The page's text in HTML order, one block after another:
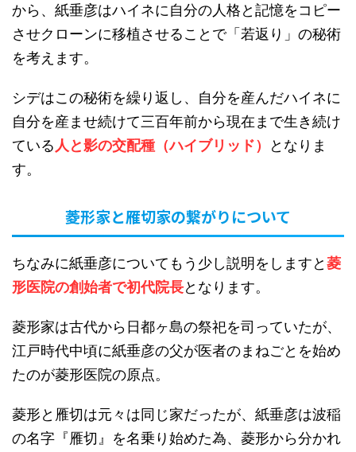
から、紙垂彦はハイネに自分の人格と記憶をコピー
させクローンに移植させることで「若返り」の秘術
を考えます。
シデはこの秘術を繰り返し、自分を産んだハイネに
自分を産ませ続けて三百年前から現在まで生き続け
ている 人と影の交配種（ハイブリッド）
となりま
す。
菱形家と雁切家の繋がりについて
ちなみに紙垂彦についてもう少し説明をしますと菱
形医院の創始者で初代院長となります。
菱形家は古代から日都ヶ島の祭祀を司っていたが、
江戸時代中頃に紙垂彦の父が医者のまねごとを始め
たのが菱形医院の原点。
菱形と雁切は元々は同じ家だったが、紙垂彦は波稲
の名字『雁切』を名乗り始めた為、菱形から分かれ